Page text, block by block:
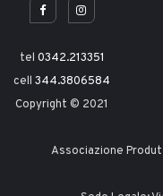
tel 0342.213351
cell 344.3806584
Copyright © 2021
Associazione